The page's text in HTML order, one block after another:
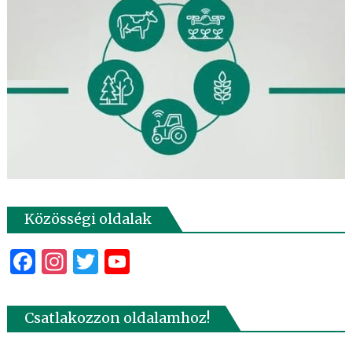
Közösségi oldalak
Facebook
Instagram
Twitter
YouTube
Csatlakozzon oldalamhoz!